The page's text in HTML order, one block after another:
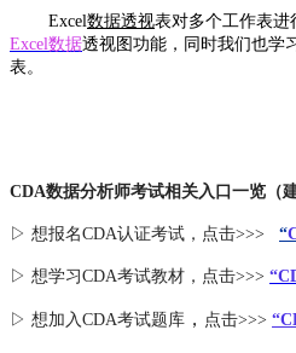
Excel数据透视表对多个工作表进
Excel数据透视图功能，同时我们也学
表。
CDA数据分析师考试相关入口一览（
▷ 想报名CDA认证考试，点击>>> “
▷ 想学习CDA考试教材，点击>>>
▷ 想加入CDA考试题库 ， 点击>>>